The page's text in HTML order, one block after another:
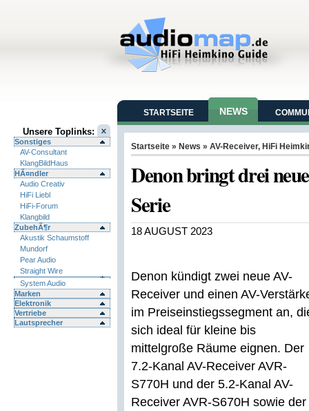
Unsere Toplinks:
Sonstiges
AV-Consultant
KlangBildHaus
HÃ¤ndler
Audio Creativ
HiFi Liebl
HiFi-Forum
Klangbild
ZubehÃ¶r
Akustik Schaumstoff
Mundorf
Pear Audio
Straight Wire
System Audio
Marken
Elektronik
Vertriebe
Lautsprecher
STARTSEITE NEWS
Startseite » News » AV-Receiver, HiFi
Denon bringt drei
Serie
18 AUGUST 2023
Denon kündigt zwei neue AV-
Receiver und einen AV-
im Preiseinstiegssegment an,
sich ideal für kleine bis
mittelgroße Räume eignen. Der
7.2-Kanal AV-Receiver AVR-
S770H und der 5.2-Kanal AV-
Receiver AVR-S670H sowie der